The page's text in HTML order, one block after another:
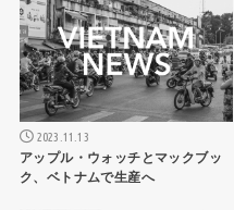
2023.11.13
アップル・ウォッチとマックブッ
ク、ベトナムで生産へ